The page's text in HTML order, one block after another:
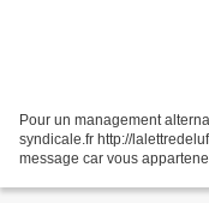
Pour un management
syndicale.fr http://
message car vous